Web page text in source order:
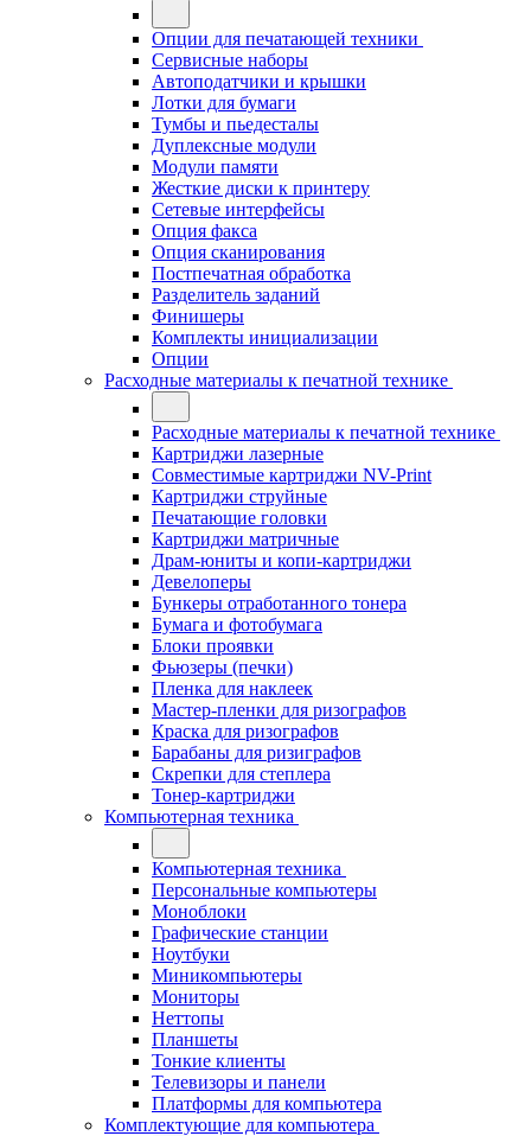
Опции для печатающей техники
Сервисные наборы
Автоподатчики и крышки
Лотки для бумаги
Тумбы и пьедесталы
Дуплексные модули
Модули памяти
Жесткие диски к принтеру
Сетевые интерфейсы
Опция факса
Опция сканирования
Постпечатная обработка
Разделитель заданий
Финишеры
Комплекты инициализации
Опции
Расходные материалы к печатной технике
Расходные материалы к печатной технике
Картриджи лазерные
Совместимые картриджи NV-Print
Картриджи струйные
Печатающие головки
Картриджи матричные
Драм-юниты и копи-картриджи
Девелоперы
Бункеры отработанного тонера
Бумага и фотобумага
Блоки проявки
Фьюзеры (печки)
Пленка для наклеек
Мастер-пленки для ризографов
Краска для ризографов
Барабаны для ризиграфов
Скрепки для степлера
Тонер-картриджи
Компьютерная техника
Компьютерная техника
Персональные компьютеры
Моноблоки
Графические станции
Ноутбуки
Миникомпьютеры
Мониторы
Неттопы
Планшеты
Тонкие клиенты
Телевизоры и панели
Платформы для компьютера
Комплектующие для компьютера